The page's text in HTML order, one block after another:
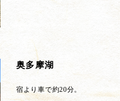
奥多摩湖
宿より車で約20分。